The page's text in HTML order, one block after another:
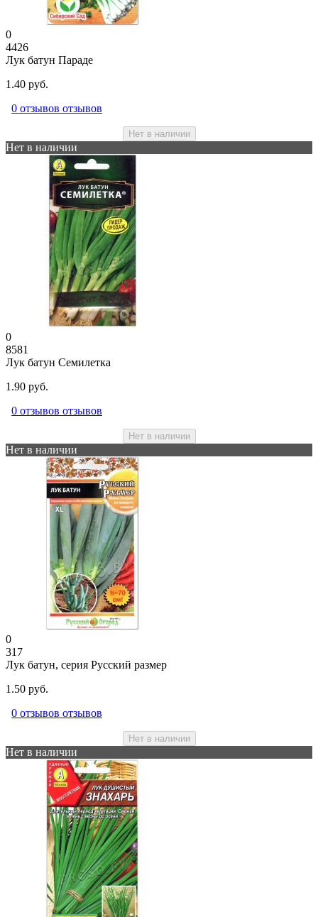
0
4426
Лук батун Параде
1.40 руб.
0 отзывов отзывов
Нет в наличии
Нет в наличии
0
8581
Лук батун Семилетка
1.90 руб.
0 отзывов отзывов
Нет в наличии
Нет в наличии
0
317
Лук батун, серия Русский размер
1.50 руб.
0 отзывов отзывов
Нет в наличии
Нет в наличии